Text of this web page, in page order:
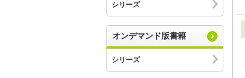
シリーズ
オンデマンド版書籍
シリーズ